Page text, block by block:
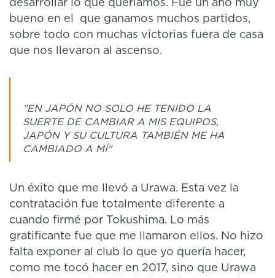
desarrollar lo que queríamos. Fue un año muy
bueno en el que ganamos muchos partidos,
sobre todo con muchas victorias fuera de casa
que nos llevaron al ascenso.
"EN JAPÓN NO SOLO HE TENIDO LA
SUERTE DE CAMBIAR A MIS EQUIPOS,
JAPÓN Y SU CULTURA TAMBIÉN ME HA
CAMBIADO A MÍ"
Un éxito que me llevó a Urawa. Esta vez la
contratación fue totalmente diferente a
cuando firmé por Tokushima. Lo más
gratificante fue que me llamaron ellos. No hizo
falta exponer al club lo que yo quería hacer,
como me tocó hacer en 2017, sino que Urawa